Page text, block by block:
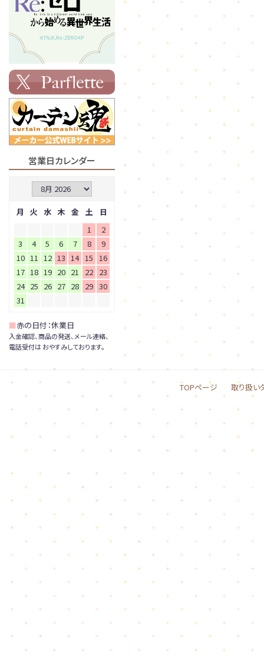
営業日カレンダー
月 火 水 木 金 土
日
1
2
3
4 5 6 7 8
9
10 11 12 13 14 15
16
17 18 19 20 21 22 23
24 25 26 27 28 29 30
31
■赤の日付：休業日
入金確認、商品の発送、メール連絡、
電話受付は おやすみしております。
TOPページ 取り扱い